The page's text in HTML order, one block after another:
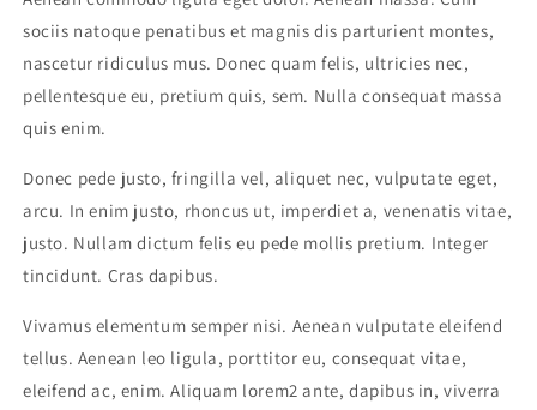
sociis natoque penatibus et magnis dis parturient montes,
nascetur ridiculus mus. Donec quam felis, ultricies nec,
pellentesque eu, pretium quis, sem. Nulla consequat massa
quis enim.
Donec pede justo, fringilla vel, aliquet nec, vulputate eget,
arcu. In enim justo, rhoncus ut, imperdiet a, venenatis vitae,
justo. Nullam dictum felis eu pede mollis pretium. Integer
tincidunt. Cras dapibus.
Vivamus elementum semper nisi. Aenean vulputate eleifend
tellus. Aenean leo ligula, porttitor eu, consequat vitae,
eleifend ac, enim. Aliquam lorem2 ante, dapibus in, viverra